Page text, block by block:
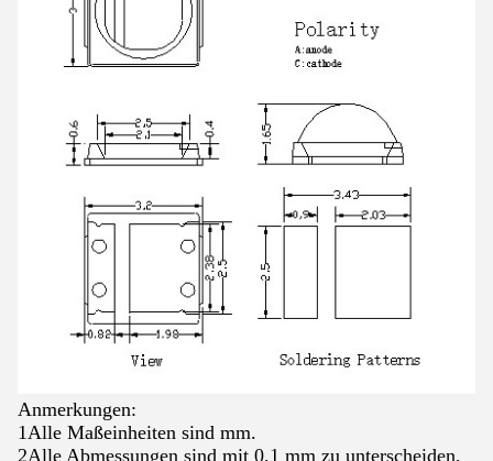
Anmerkungen:
1Alle Maßeinheiten sind mm.
2Alle Abmessungen sind mit 0,1 mm zu unterscheiden,